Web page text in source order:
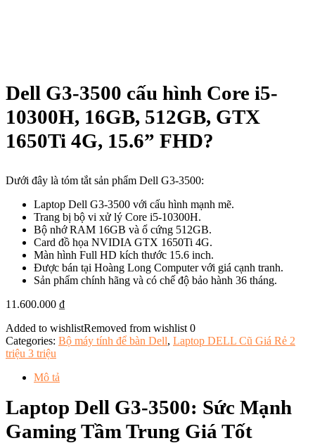
Dell G3-3500 cấu hình Core i5-
10300H, 16GB, 512GB, GTX
1650Ti 4G, 15.6” FHD?
Dưới đây là tóm tắt sản phẩm Dell G3-3500:
Laptop Dell G3-3500 với cấu hình mạnh mẽ.
Trang bị bộ vi xử lý Core i5-10300H.
Bộ nhớ RAM 16GB và ổ cứng 512GB.
Card đồ họa NVIDIA GTX 1650Ti 4G.
Màn hình Full HD kích thước 15.6 inch.
Được bán tại Hoàng Long Computer với giá cạnh tranh.
Sản phẩm chính hãng và có chế độ bảo hành 36 tháng.
11.600.000 ₫
Added to wishlistRemoved from wishlist 0
Categories: Bộ máy tính để bàn Dell, Laptop DELL Cũ Giá Rẻ 2
triệu 3 triệu
Mô tả
Laptop Dell G3-3500: Sức Mạnh
Gaming Tầm Trung Giá Tốt